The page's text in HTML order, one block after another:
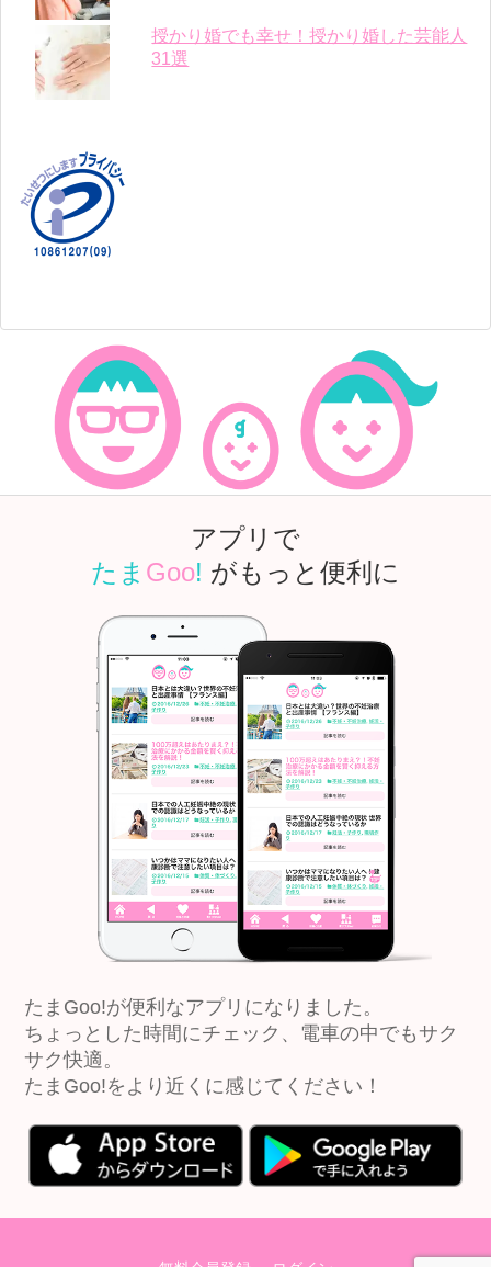
授かり婚でも幸せ！授かり婚した芸能人
31選
アプリで
たま Goo! がもっと便利に
たまGoo!が便利なアプリになりました。
ちょっとした時間にチェック、電車の中でもサク
サク快適。
たまGoo!をより近くに感じてください！